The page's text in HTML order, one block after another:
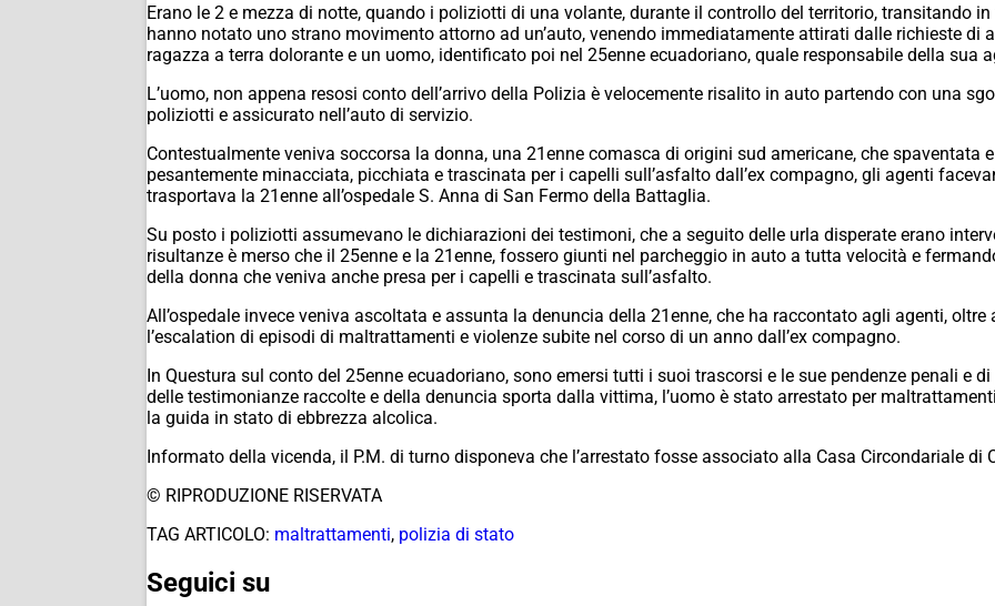
Erano le 2 e mezza di notte, quando i poliziotti di una volante, durante il controllo del territorio, transitando
hanno notato uno strano movimento attorno ad un’auto, venendo immediatamente attirati dalle richieste di
ragazza a terra dolorante e un uomo, identificato poi nel 25enne ecuadoriano, quale responsabile della sua
L’uomo, non appena resosi conto dell’arrivo della Polizia è velocemente risalito in auto partendo con una
poliziotti e assicurato nell’auto di servizio.
Contestualmente veniva soccorsa la donna, una 21enne comasca di origini sud americane, che spaventata
pesantemente minacciata, picchiata e trascinata per i capelli sull’asfalto dall’ex compagno, gli agenti
trasportava la 21enne all’ospedale S. Anna di San Fermo della Battaglia.
Su posto i poliziotti assumevano le dichiarazioni dei testimoni, che a seguito delle urla disperate erano
risultanze è merso che il 25enne e la 21enne, fossero giunti nel parcheggio in auto a tutta velocità e
della donna che veniva anche presa per i capelli e trascinata sull’asfalto.
All’ospedale invece veniva ascoltata e assunta la denuncia della 21enne, che ha raccontato agli agenti,
l’escalation di episodi di maltrattamenti e violenze subite nel corso di un anno dall’ex compagno.
In Questura sul conto del 25enne ecuadoriano, sono emersi tutti i suoi trascorsi e le sue pendenze penali e
delle testimonianze raccolte e della denuncia sporta dalla vittima, l’uomo è stato arrestato per
la guida in stato di ebbrezza alcolica.
Informato della vicenda, il P.M. di turno disponeva che l’arrestato fosse associato alla Casa Circondariale di
© RIPRODUZIONE RISERVATA
TAG ARTICOLO: maltrattamenti, polizia di stato
Seguici su